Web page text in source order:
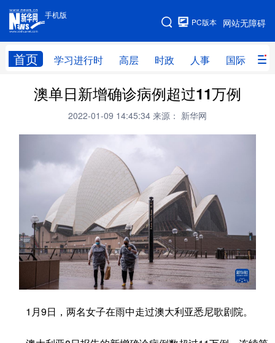
手机版
网站无障碍
PC版本
首页 学习进行时 高层 时政 人事 国际 财
手机版
网站地图
学习进行时 高层 时政 人事
财经 网评
科技 量子
书画 健康
访谈 视频 图片 政务
法律 中央文件 金融 汽车
人居 信息化 数字经济
澳单日新增确诊病例超过11万例
2022-01-09 14:45:34 来源： 新华网
1月9日，两名女子在雨中走过澳大利亚悉尼歌剧院。